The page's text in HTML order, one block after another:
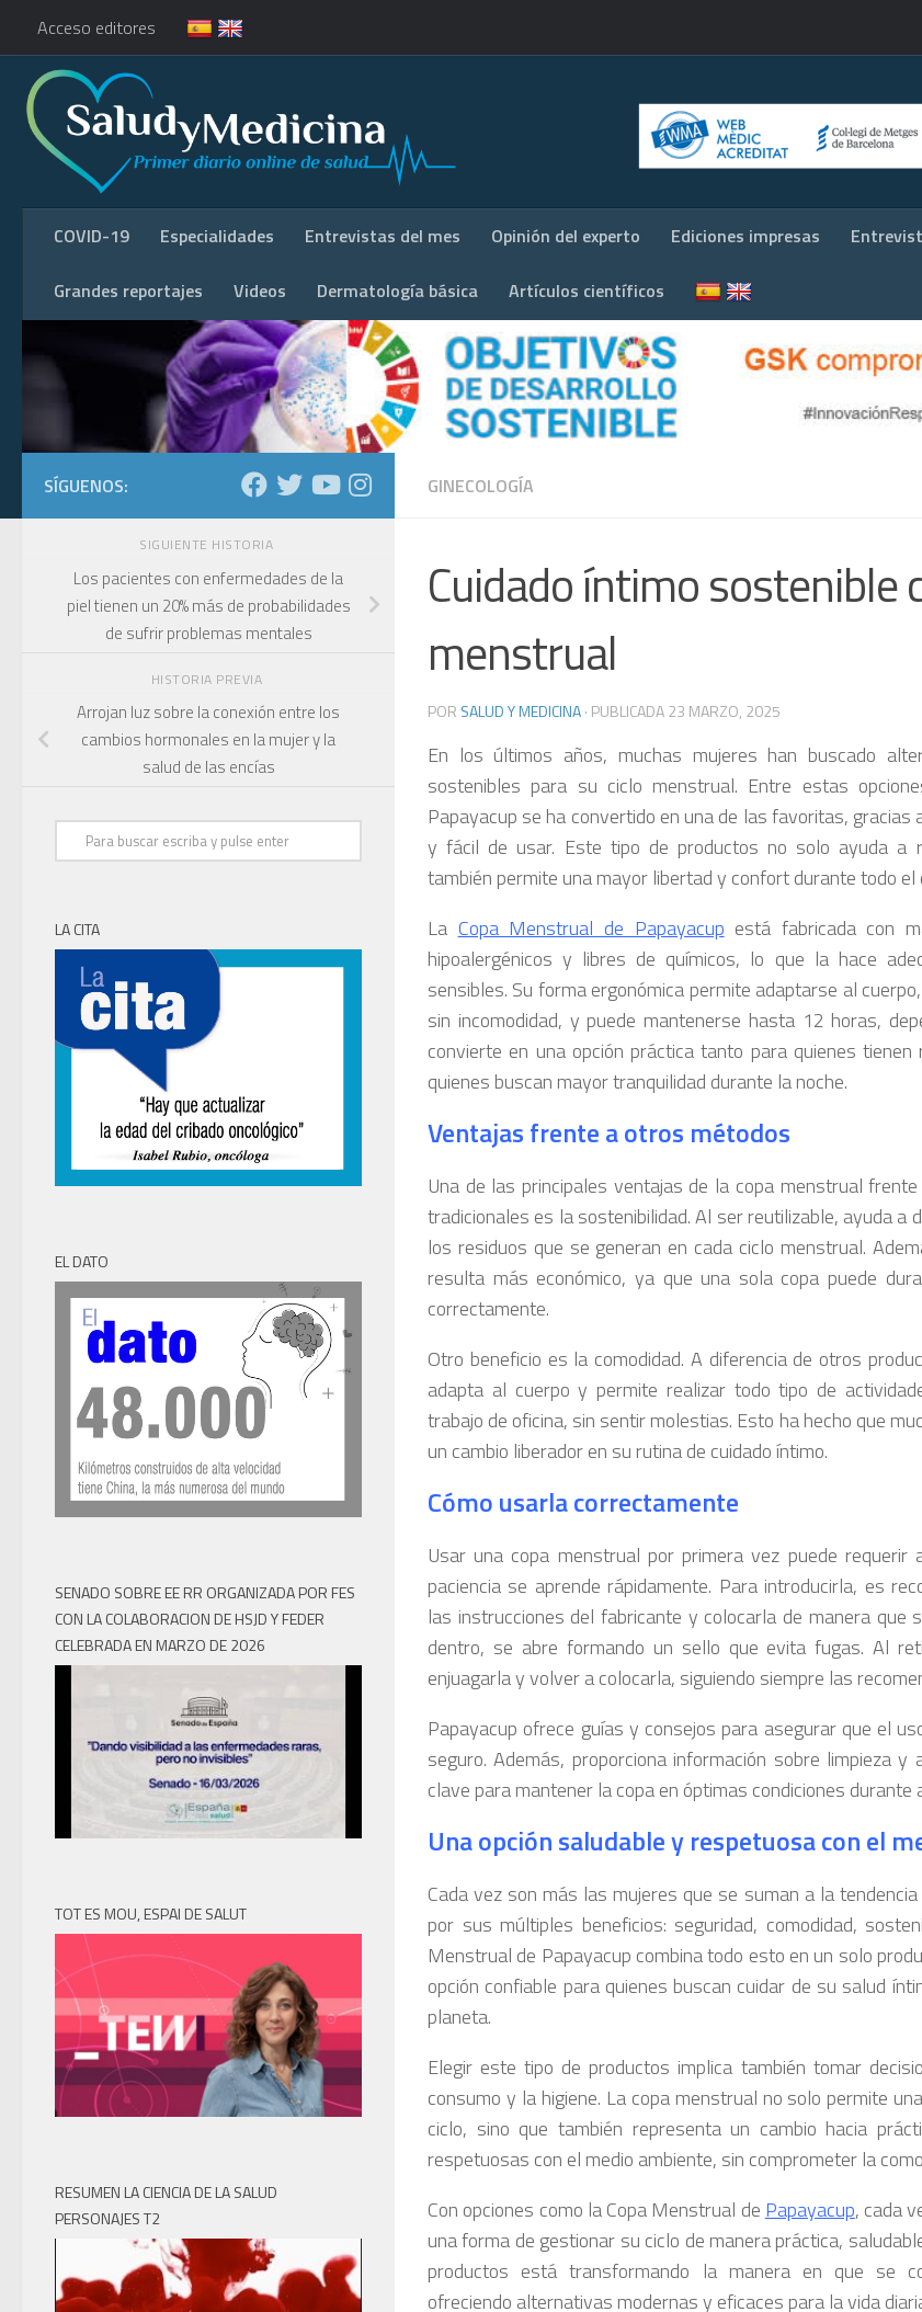
Acceso editores
COVID-19 Especialidades Entrevistas del mes Opinión del experto Ediciones impresas
Grandes reportajes Videos Dermatología básica Artículos científicos
GINECOLOGÍA
Cuidado íntimo sostenible
menstrual
POR SALUD Y MEDICINA· PUBLICADA23 MARZO, 2025
En los últimos años, muchas mujeres han buscado
sostenibles para su ciclo menstrual. Entre estas
Papayacup se ha convertido en una de las favoritas, gracias
y fácil de usar. Este tipo de productos no solo ayuda a
también permite una mayor libertad y confort durante todo el
La Copa Menstrual de Papayacup está fabricada con
hipoalergénicos y libres de químicos, lo que la hace
sensibles. Su forma ergonómica permite adaptarse al
sin incomodidad, y puede mantenerse hasta 12 horas,
convierte en una opción práctica tanto para quienes
quienes buscan mayor tranquilidad durante la noche.
Ventajas frente a otros métodos
Una de las principales ventajas de la copa menstrual
tradicionales es la sostenibilidad. Al ser reutilizable, ayuda a
los residuos que se generan en cada ciclo menstrual.
resulta más económico, ya que una sola copa puede
correctamente.
Otro beneficio es la comodidad. A diferencia de otros
adapta al cuerpo y permite realizar todo tipo de
trabajo de oficina, sin sentir molestias. Esto ha hecho que
un cambio liberador en su rutina de cuidado íntimo.
Cómo usarla correctamente
Usar una copa menstrual por primera vez puede requerir
paciencia se aprende rápidamente. Para introducirla, es
las instrucciones del fabricante y colocarla de manera que
dentro, se abre formando un sello que evita fugas. Al
enjuagarla y volver a colocarla, siguiendo siempre las
Papayacup ofrece guías y consejos para asegurar que el
seguro. Además, proporciona información sobre limpieza y
clave para mantener la copa en óptimas condiciones durante
Una opción saludable y respetuosa con el
Cada vez son más las mujeres que se suman a la
por sus múltiples beneficios: seguridad, comodidad,
Menstrual de Papayacup combina todo esto en un solo
opción confiable para quienes buscan cuidar de su salud
planeta.
Elegir este tipo de productos implica también tomar
consumo y la higiene. La copa menstrual no solo permite
ciclo, sino que también representa un cambio hacia
respetuosas con el medio ambiente, sin comprometer la
Con opciones como la Copa Menstrual de Papayacup, cada
una forma de gestionar su ciclo de manera práctica,
productos está transformando la manera en que se
ofreciendo alternativas modernas y eficaces para la vida
SÍGUENOS:
SIGUIENTE HISTORIA
Los pacientes con enfermedades de la
piel tienen un 20% más de probabilidades
de sufrir problemas mentales
HISTORIA PREVIA
Arrojan luz sobre la conexión entre los
cambios hormonales en la mujer y la
salud de las encías
LA CITA
EL DATO
SENADO SOBRE EE RR ORGANIZADA POR FES
CON LA COLABORACION DE HSJD Y FEDER
CELEBRADA EN MARZO DE 2026
TOT ES MOU, ESPAI DE SALUT
RESUMEN LA CIENCIA DE LA SALUD
PERSONAJES T2